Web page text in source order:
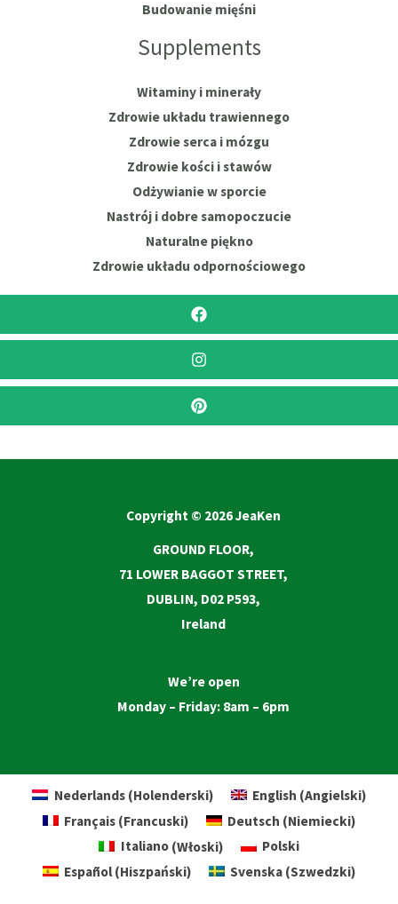
Budowanie mięśni
Supplements
Witaminy i minerały
Zdrowie układu trawiennego
Zdrowie serca i mózgu
Zdrowie kości i stawów
Odżywianie w sporcie
Nastrój i dobre samopoczucie
Naturalne piękno
Zdrowie układu odpornościowego
Copyright © 2026 JeaKen
GROUND FLOOR,
71 LOWER BAGGOT STREET,
DUBLIN, D02 P593,
Ireland
We’re open
Monday – Friday: 8am – 6pm
Nederlands(Holenderski) English (Angielski)
Français (Francuski) Deutsch (Niemiecki)
Italiano(Włoski)
Polski
Español(Hiszpański) Svenska (Szwedzki)